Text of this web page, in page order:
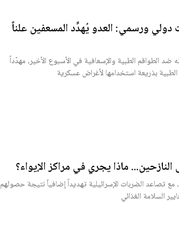
دولي ورسمي: العدو يُهدِّد المسعفين علناً
ضد الطواقم الطبية والإسعافية في الأسبوع الأخير، مهدّداً
بذريعة استخدامها لأغراض عسكرية
ماذا يجري في مراكز الإيواء؟
مع تصاعد الضربات الإسرائيلية تهديداً إضافياً نتيجة حصولهم
السلامة الغذائي